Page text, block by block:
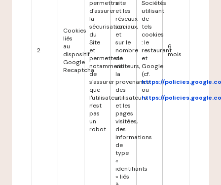
2
Cookies
liés
au
dispositif
Google
Recaptcha
permettre
d'assurer
la
sécurisation
du
Site
et
permettent
notamment
de
s'assurer
que
l'utilisateur
n'est
pas
un
robot.
site
et les
réseaux
sociaux,
et
sur le
nombre
de
visiteurs,
la
provenance
des
utilisateurs
et les
pages
visitées,
des
informations
de
type
«
identifiants
» liés
Sociétés
utilisant
de
tels
cookies
: le
restaurant
et
Google
(cf.
https://
ou
https://
6
mois